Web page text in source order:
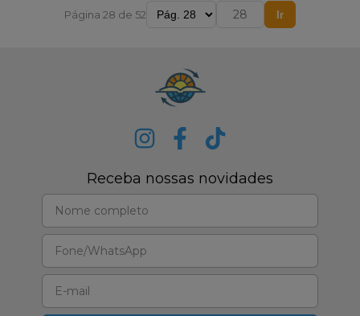
Página 28 de 52 Ir
Receba nossas novidades